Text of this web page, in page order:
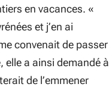
en vacances. «
et j’en ai
convenait de passer
elle a ainsi demandé à
de l’emmener